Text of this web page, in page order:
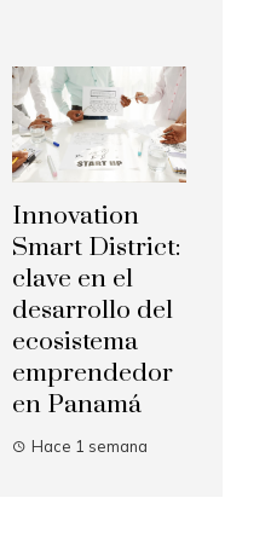
Innovation
Smart District:
clave en el
desarrollo del
ecosistema
emprendedor
en Panamá
Hace 1 semana